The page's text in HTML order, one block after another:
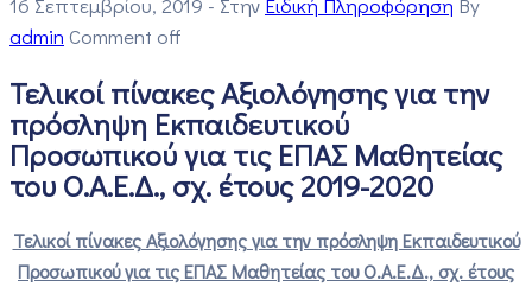
admin Comment off
Τελικοί πίνακες Αξιολόγησης για την
πρόσληψη Εκπαιδευτικού
Προσωπικού για τις ΕΠΑΣ Μαθητείας
του Ο.Α.Ε.Δ., σχ. έτους 2019-2020
Τελικοί πίνακες Αξιολόγησης για την πρόσληψη Εκπαιδευτικού
Προσωπικού για τις ΕΠΑΣ Μαθητείας του Ο.Α.Ε.Δ., σχ. έτους